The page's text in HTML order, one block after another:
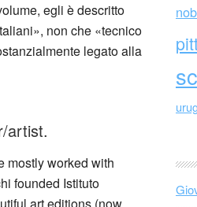
egli è descritto
non che «tecnico
legato alla
artist.
mostly worked with
founded Istituto